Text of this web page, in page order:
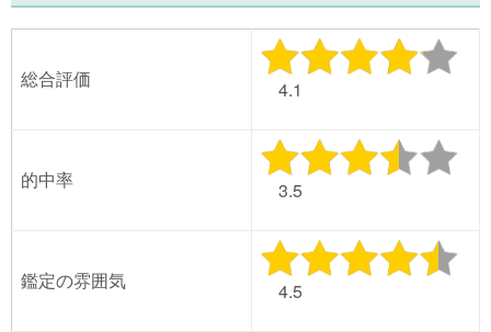
総合評価 4.1
的中率 3.5
鑑定の雰囲気 4.5